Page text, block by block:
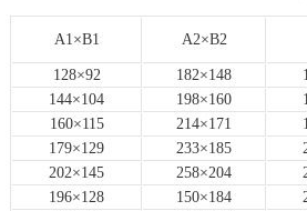
A1×B1 A2×B2
128×92 182×148
144×104
198×160
160×115
214×171
179×129
233×185
202×145
258×204
196×128
150×184